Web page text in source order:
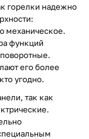
горелки надежно
механическое.
функций
его более
угодно.
так как